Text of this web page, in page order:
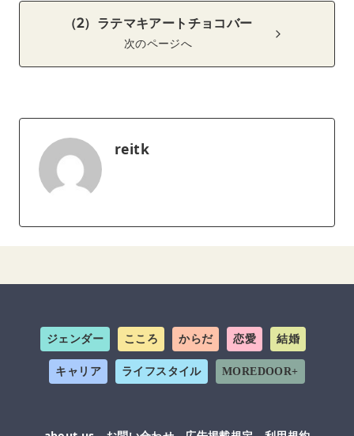
（2）ラテマキアートチョコバー
次のページへ
reitk
ジェンダー こころ からだ 恋愛 結婚
キャリア ライフスタイル MOREDOOR+